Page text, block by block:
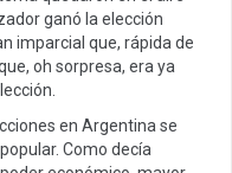
ganó la elección
imparcial que, rápida de
oh sorpresa, era ya
en Argentina se
Como decía